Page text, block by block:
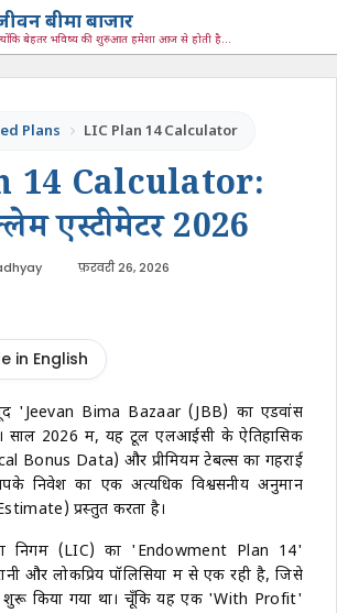
बीमा बाजार
बेहतर भविष्य की शुरुआत हमेशा आज से होती है...
Plans LIC Plan 14 Calculator
14 Calculator:
एस्टीमेटर2026
फ़रवरी 26, 2026
in English
'Jeevan Bima Bazaar (JBB) का एडवांस
साल 2026 में, यह टूल एलआईसी के ऐतिहासिक
Bonus Data) और प्रीमियम टेबल्स का गहराई
निवेश का एक अत्यधिक विश्वसनीय अनुमान
प्रस्तुत करता है।
निगम (LIC) का 'Endowment Plan 14'
और लोकप्रिय पॉलिसियों में से एक रही है, जिसे
शुरू किया गया था। चूँकि यह एक 'With Profit'